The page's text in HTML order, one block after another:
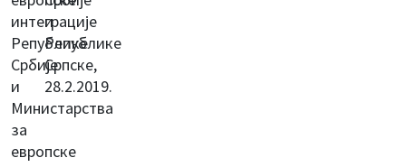
интеграције
Републике
Србије
и
Министарства
за
европске
и
Републике
Српске,
28.2.2019.